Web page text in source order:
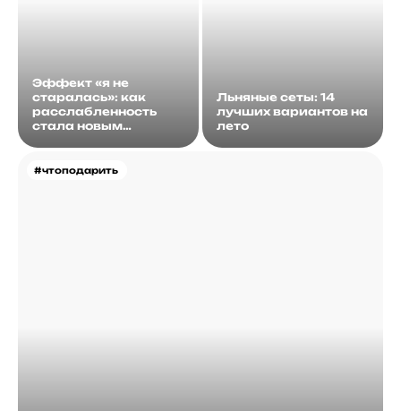
Эффект «я не
старалась»: как
расслабленность
стала новым
#чтоподарить
Льняные сеты: 14
лучших вариантов на
лето